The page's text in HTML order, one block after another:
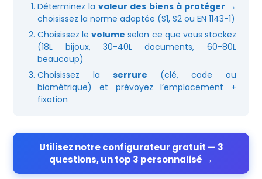
Déterminez lavaleur des biens à protéger →
choisissez la norme adaptée (S1, S2 ou EN 1143-1)
Choisissez levolume selon ce que vous stockez
(18L bijoux, 30-40L documents, 60-80L
beaucoup)
Choisissez la serrure (clé, code ou
biométrique) et prévoyez l’emplacement +
fixation
Utilisez notre configurateur gratuit — 3
questions, un top 3 personnalisé →